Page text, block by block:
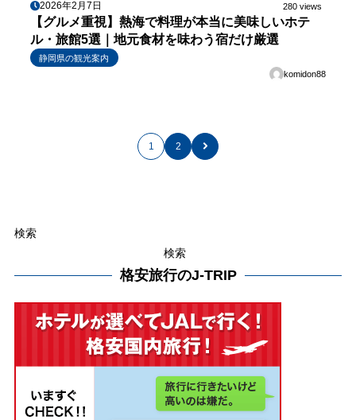
2026年2月7日 280 views
【グルメ重視】熱海で料理が本当に美味しいホテ
ル・旅館5選｜地元食材を味わう宿だけ厳選
静岡県の観光案内
komidon88
1 2
検索
検索
格安旅行のJ-TRIP